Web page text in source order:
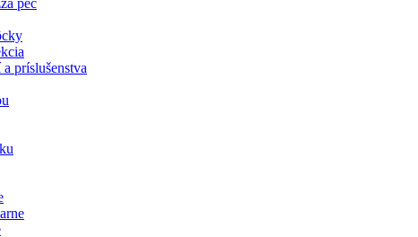
príslušenstva